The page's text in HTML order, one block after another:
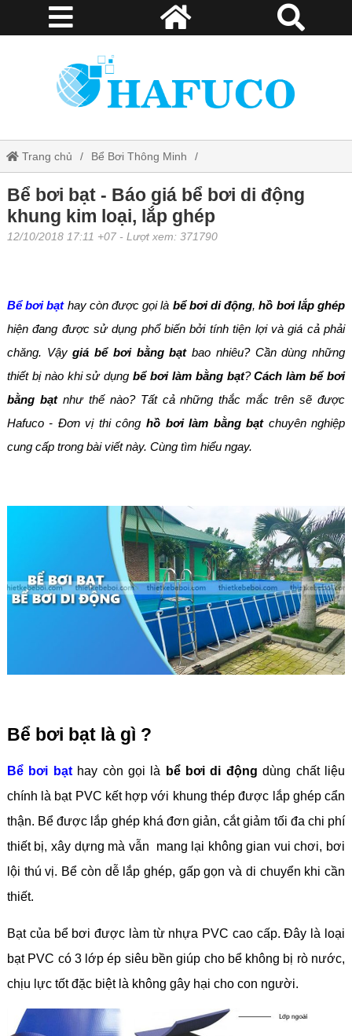
Trang chủ Bể Bơi Thông Minh
Bể bơi bạt - Báo giá bể bơi di động khung kim loại, lắp ghép
Bể bơi bạt - Báo giá bể bơi di động
khung kim loại, lắp ghép
12/10/2018 17:11 +07 - Lượt xem: 371790
Bể bơi bạthay còn được gọi là bể bơi di động,hồ bơi lắp ghép
hiện đang được sử dụng phổ biến bởi tính tiện lợi và giá cả phải
chăng. Vậygiá bể bơi bằng bạtbao nhiêu? Cần dùng những
thiết bị nào khi sử dụngbể bơi làm bằng bạt?Cách làm bể bơi
bằng bạtnhư thế nào? Tất cả những thắc mắc trên sẽ được
Hafuco - Đơn vị thi công hồ bơi làm bằng bạtchuyên nghiệp
cung cấp trong bài viết này. Cùng tìm hiểu ngay.
Bể bơi bạt là gì ?
Bể bơi bạthay còn gọi là bể bơi di động dùng chất liệu
chính là bạt PVC kết hợp với khung thép được lắp ghép cẩn
thận. Bể được lắp ghép khá đơn giản, cắt giảm tối đa chi phí
thiết bị, xây dựng mà vẫn mang lại không gian vui chơi, bơi
lội thú vị. Bể còn dễ lắp ghép, gấp gọn và di chuyển khi cần
thiết.
Bạt của bể bơi được làm từ nhựa PVC cao cấp. Đây là loại
bạt PVC có 3 lớp ép siêu bền giúp cho bể không bị rò nước,
chịu lực tốt đặc biệt là không gây hại cho con người.